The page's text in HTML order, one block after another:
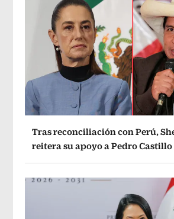
Tras reconciliación con Perú,
reitera su apoyo a Pedro Castillo